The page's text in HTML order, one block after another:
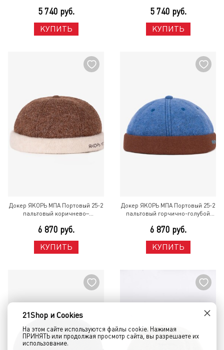
Разноцветный
5 740 руб.
КУПИТЬ
Разноцветный
5 740 руб.
КУПИТЬ
Докер ЯКОРЬ МПА Портовый 25-2
пальтовый коричнево–
6 870 руб.
КУПИТЬ
Докер ЯКОРЬ МПА Портовый 25-2
пальтовый горчично-голубой
6 870 руб.
КУПИТЬ
21Shop и Cookies
На этом сайте используются файлы cookie. Нажимая
ПРИНЯТЬ или продолжая просмотр сайта, вы разрешаете их
использование.
×